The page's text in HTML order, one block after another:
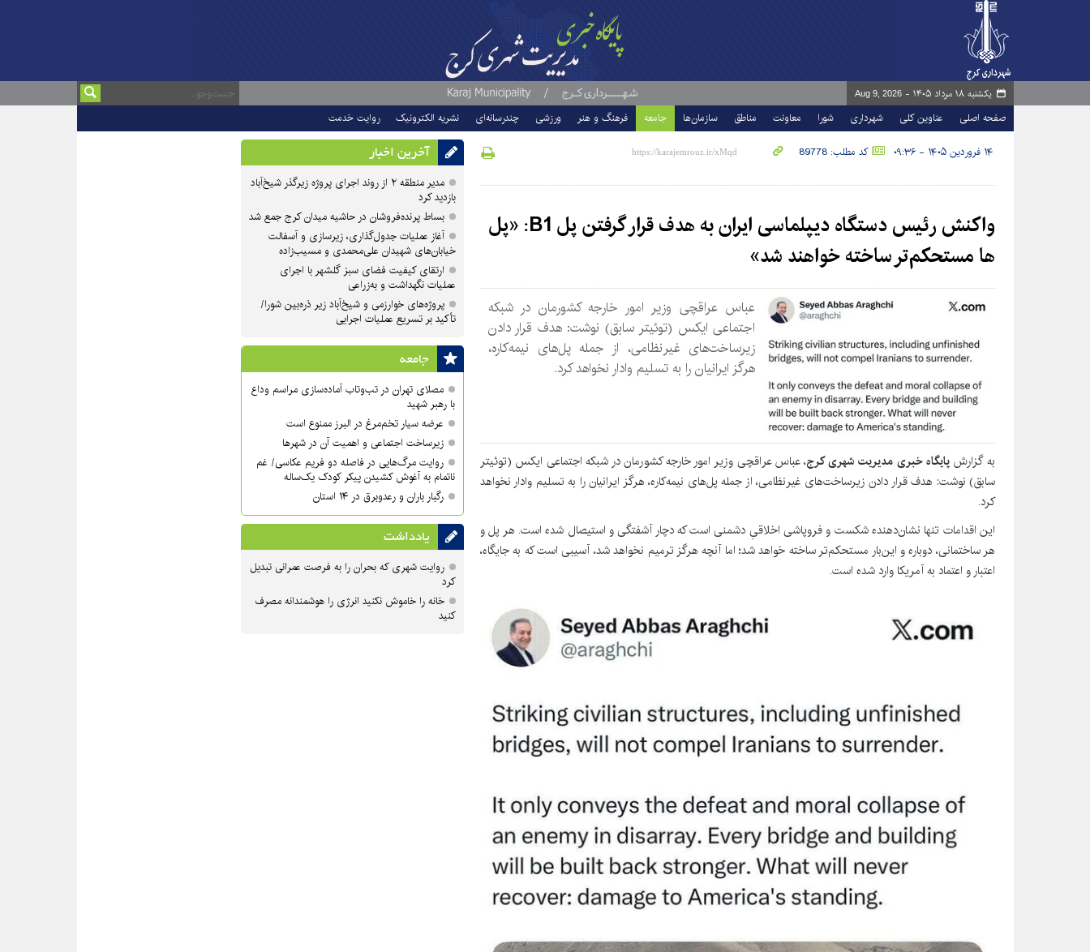
یکشنبه ۱۸ مرداد ۱۴۰۵ - Aug 9, 2026
صفحه اصلی عناوین کلی شهرداری شورا معاونت مناطق سازمان‌ها جامعه فرهنگ و هنر ورزشی چندرسانه‌ای نشریه الکترونیک روایت خدمت
۱۴ فروردین ۱۴۰۵ - ۰۹:۳۶ کد مطلب: 89778
واکنش رئیس دستگاه دیپلماسی ایران به هدف قرار گرفتن پل B1: «پل
ها مستحکم‌تر ساخته خواهند شد»
عباس عراقچی وزیر امور خارجه کشورمان در شبکه
اجتماعی ایکس (توئیتر سابق) نوشت: هدف قرار دادن
زیرساخت‌های غیرنظامی، از جمله پل‌های نیمه‌کاره،
هرگز ایرانیان را به تسلیم وادار نخواهد کرد.
به گزارش پایگاه خبری مدیریت شهری کرج، عباس عراقچی وزیر امور خارجه کشورمان در شبکه اجتماعی ایکس (توئیتر
سابق) نوشت: هدف قرار دادن زیرساخت‌های غیرنظامی، از جمله پل‌های نیمه‌کاره، هرگز ایرانیان را به تسلیم وادار نخواهد
کرد.
این اقدامات تنها نشان‌دهنده شکست و فروپاشی اخلاقیِ دشمنی است که دچار آشفتگی و استیصال شده است. هر پل و
هر ساختمانی، دوباره و این‌بار مستحکم‌تر ساخته خواهد شد؛ اما آنچه هرگز ترمیم نخواهد شد، آسیبی است که به جایگاه،
اعتبار و اعتماد به آمریکا وارد شده است.
آخرین اخبار
مدیر منطقه ۲ از روند اجرای پروژه زیرگذر شیخ‌آباد
بازدید کرد
بساط پرنده‌فروشان در حاشیه میدان کرج جمع شد
آغاز عملیات جدول‌گذاری، زیرسازی و آسفالت
خیابان‌های شهیدان علی‌محمدی و مسیب‌زاده
ارتقای کیفیت فضای سبز گلشهر با اجرای
عملیات نگهداشت و به‌زراعی
پروژه‌های خوارزمی و شیخ‌آباد زیر ذره‌بین شورا/
تأکید بر تسریع عملیات اجرایی
جامعه
مصلای تهران در تب‌وتاب آماده‌سازی مراسم وداع
با رهبر شهید
عرضه سیار تخم‌مرغ در البرز ممنوع است
زیرساخت اجتماعی و اهمیت آن در شهرها
روایت مرگ‌هایی در فاصله دو فریم عکاسی/ غم
ناتمام به آغوش کشیدن پیکر کودک یک‌ساله
رگبار باران و رعدوبرق در ۱۴ استان
یادداشت
روایت شهری که بحران را به فرصت عمرانی تبدیل
کرد
خانه را خاموش نکنید انرژی را هوشمندانه مصرف
کنید